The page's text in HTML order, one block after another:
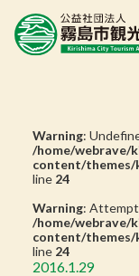
Warning:
/home/webrave/
content/themes/
line 24
Warning: Attempt
/home/webrave/
content/themes/
line 24
2016.1.29